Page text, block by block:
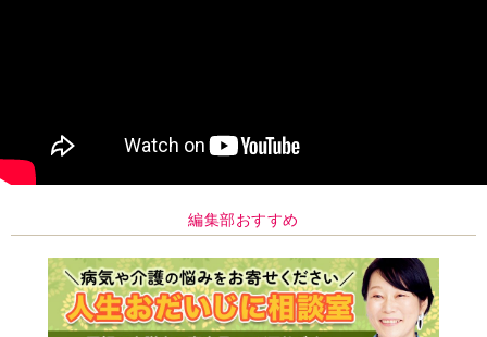
編集部おすすめ